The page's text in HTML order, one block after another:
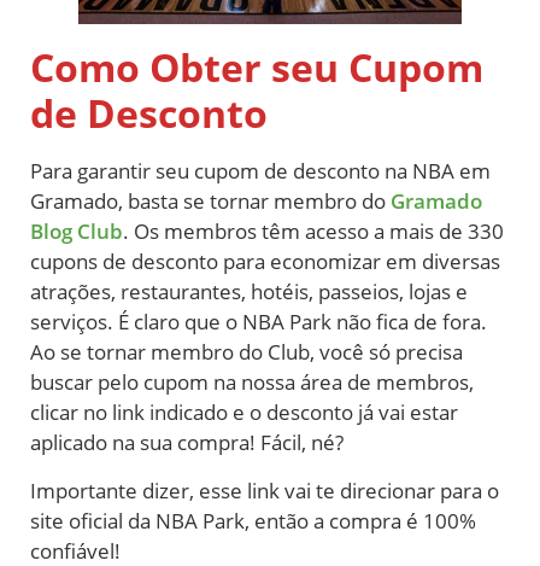
Como Obter seu Cupom
de Desconto
Para garantir seu cupom de desconto na NBA em
Gramado, basta se tornar membro do Gramado
Blog Club. Os membros têm acesso a mais de 330
cupons de desconto para economizar em diversas
atrações, restaurantes, hotéis, passeios, lojas e
serviços. É claro que o NBA Park não fica de fora.
Ao se tornar membro do Club, você só precisa
buscar pelo cupom na nossa área de membros,
clicar no link indicado e o desconto já vai estar
aplicado na sua compra! Fácil, né?
Importante dizer, esse link vai te direcionar para o
site oficial da NBA Park, então a compra é 100%
confiável!